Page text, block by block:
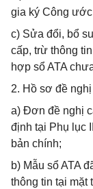
gia ký Công
c) Sửa đổi, bổ
cấp, trừ thông
hợp sổ ATA
2. Hồ sơ đề
a) Đơn đề nghị
định tại Phụ lục
bản chính;
b) Mẫu sổ ATA
thông tin tại mặt